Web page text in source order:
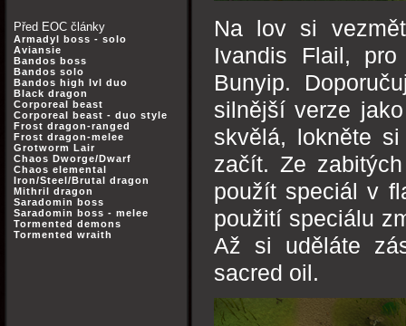
Před EOC články
Armadyl boss - solo
Aviansie
Bandos boss
Bandos solo
Bandos high lvl duo
Black dragon
Corporeal beast
Corporeal beast - duo style
Frost dragon-ranged
Frost dragon-melee
Grotworm Lair
Chaos Dworge/Dwarf
Chaos elemental
Iron/Steel/Brutal dragon
Mithril dragon
Saradomin boss
Saradomin boss - melee
Tormented demons
Tormented wraith
Na lov si
Ivandis Flail,
Bunyip.
silnější verze
skvělá, lokněte
začít. Ze
použít speciál v
použití speciálu
Až si uděláte
sacred oil.